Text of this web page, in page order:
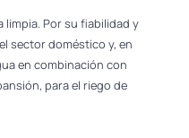
limpia. Por su fiabilidad y
sector doméstico y, en
en combinación con
para el riego de